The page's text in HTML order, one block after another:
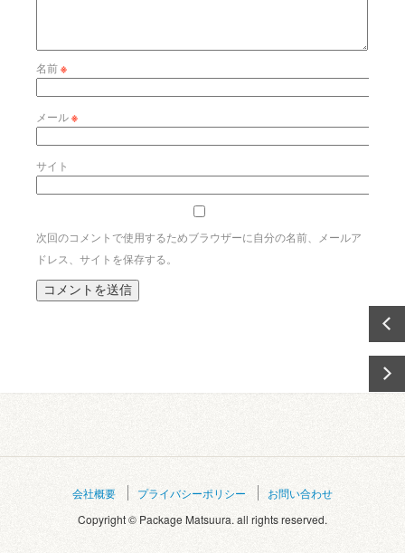
名前※
メール※
サイト
次回のコメントで使用するためブラウザーに自分の名前、メールア
ドレス、サイトを保存する。
会社概要 プライバシーポリシー
お問い合わせ
Copyright © Package Matsuura. all rights reserved.